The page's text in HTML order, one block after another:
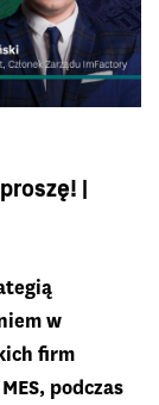
|
w
firm
podczas